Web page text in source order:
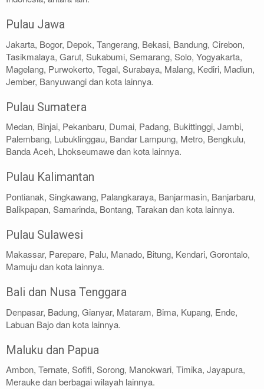
Pulau Jawa
Jakarta, Bogor, Depok, Tangerang, Bekasi, Bandung, Cirebon,
Tasikmalaya, Garut, Sukabumi, Semarang, Solo, Yogyakarta,
Magelang, Purwokerto, Tegal, Surabaya, Malang, Kediri, Madiun,
Jember, Banyuwangi dan kota lainnya.
Pulau Sumatera
Medan, Binjai, Pekanbaru, Dumai, Padang, Bukittinggi, Jambi,
Palembang, Lubuklinggau, Bandar Lampung, Metro, Bengkulu,
Banda Aceh, Lhokseumawe dan kota lainnya.
Pulau Kalimantan
Pontianak, Singkawang, Palangkaraya, Banjarmasin, Banjarbaru,
Balikpapan, Samarinda, Bontang, Tarakan dan kota lainnya.
Pulau Sulawesi
Makassar, Parepare, Palu, Manado, Bitung, Kendari, Gorontalo,
Mamuju dan kota lainnya.
Bali dan Nusa Tenggara
Denpasar, Badung, Gianyar, Mataram, Bima, Kupang, Ende,
Labuan Bajo dan kota lainnya.
Maluku dan Papua
Ambon, Ternate, Sofifi, Sorong, Manokwari, Timika, Jayapura,
Merauke dan berbagai wilayah lainnya.